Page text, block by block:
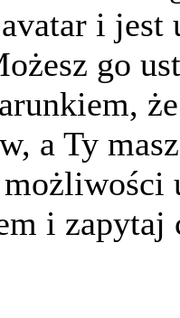
i jest
go
a Ty
i zapytaj